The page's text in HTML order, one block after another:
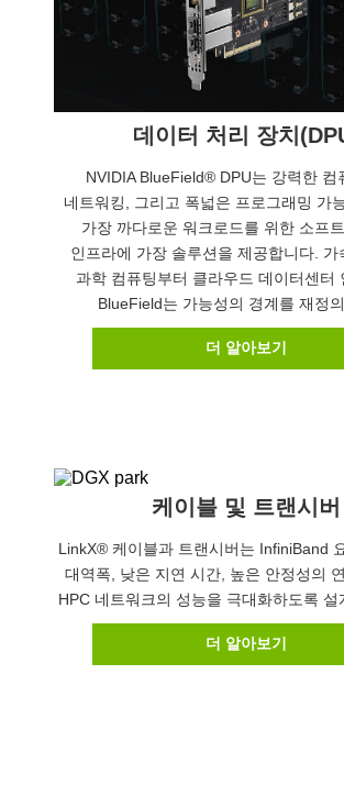
데이터 처리 장치
NVIDIA BlueField® DPU는 강력한 컴
네트워킹, 그리고 폭넓은 프로그래밍 가
가장 까다로운 워크로드를 위한 소프
인프라에 가장 솔루션을 제공합니다. 가
과학 컴퓨팅부터 클라우드 데이터센터
BlueField는 가능성의 경계를 재정
더 알아보기
케이블 및 트랜시버
LinkX® 케이블과 트랜시버는 InfiniBand
대역폭, 낮은 지연 시간, 높은 안정성의
HPC 네트워크의 성능을 극대화하도록 설
더 알아보기